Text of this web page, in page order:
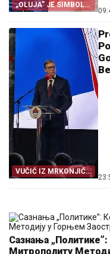
„OLUJA” JE SIMBOL
PROGONA
VUČIĆ IZ MRKONJIĆ
GRADA
Сазнања
Митрополиту